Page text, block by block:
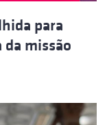
para
missão